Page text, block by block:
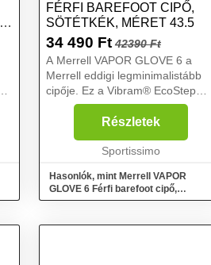
FÉRFI BAREFOOT CIPŐ,
SÖTÉTKÉK, MÉRET 43.5
34 490 Ft 42390 Ft
A Merrell VAPOR GLOVE 6 a
Merrell eddigi legminimalistább
cipője. Ez a Vibram® EcoStep
talpnak köszönhető, amely
tökéletesen illeszkedik a lábhoz a
maximális tapadás és tartósság
érdekében, valamint a...
Részletek
Sportissimo
Hasonlók, mint Merrell VAPOR
GLOVE 6 Férfi barefoot cipő,
sötétkék, méret 43.5